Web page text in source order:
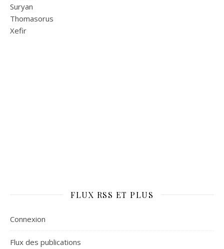
Suryan
Thomasorus
Xefir
FLUX RSS ET PLUS
Connexion
Flux des publications